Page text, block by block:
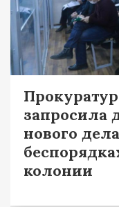
запросила
нового
колонии